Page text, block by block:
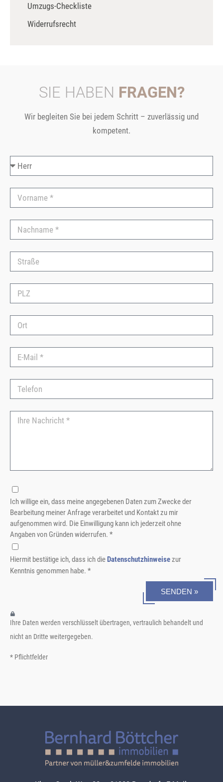
Umzugs-Checkliste
Widerrufsrecht
SIE HABEN FRAGEN?
Wir begleiten Sie bei jedem Schritt – zuverlässig und
kompetent.
Ich willige ein, dass meine angegebenen Daten zum Zwecke der
Bearbeitung meiner Anfrage verarbeitet und Kontakt zu mir
aufgenommen wird. Die Einwilligung kann ich jederzeit ohne
Angaben von Gründen widerrufen. *
Hiermit bestätige ich, dass ich dieDatenschutzhinweisezur
Kenntnis genommen habe. *
SENDEN »
Ihre Daten werden verschlüsselt übertragen, vertraulich behandelt und
nicht an Dritte weitergegeben.
* Pflichtfelder